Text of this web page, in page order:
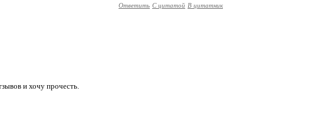
Ответить С цитатой В цитатник
и хочу прочесть.